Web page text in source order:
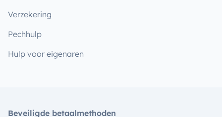
Verzekering
Pechhulp
Hulp voor eigenaren
Beveiligde betaalmethoden